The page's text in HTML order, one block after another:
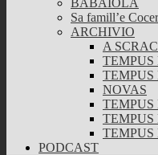
BABAIOLA
Sa famill’e
ARCHIVIO
A
TEMPUS
TEMPUS
NOVAS
TEMPUS
TEMPUS
TEMPUS
PODCAST